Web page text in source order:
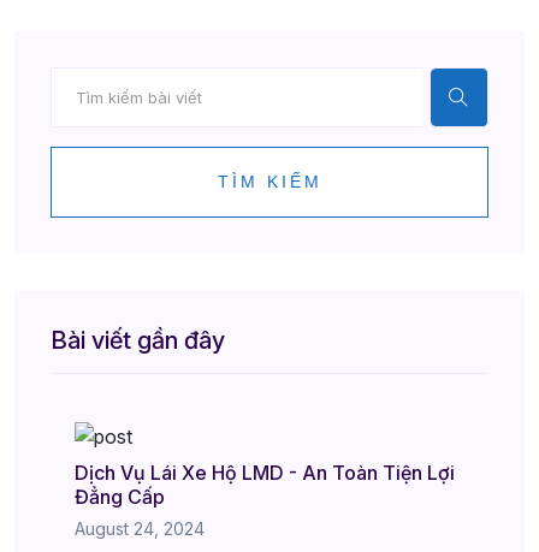
TÌM KIẾM
Bài viết gần đây
Dịch Vụ Lái Xe Hộ LMD - An Toàn Tiện Lợi
Đẳng Cấp
August 24, 2024